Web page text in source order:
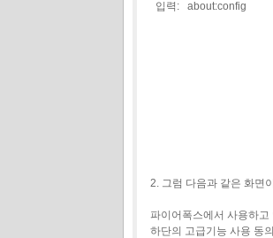
입력: about:config
2. 그럼 다음과 같은 화면
파이어폭스에서 사용하
하단의 고급기능 사용 동